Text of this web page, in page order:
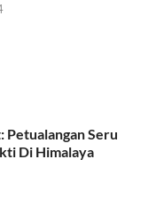
Petualangan Seru
Di Himalaya